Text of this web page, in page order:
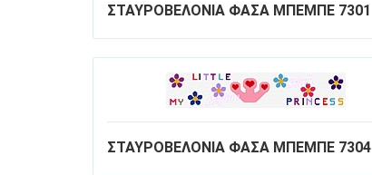
ΣΤΑΥΡΟΒΕΛΟΝΙΑ ΦΑΣΑ ΜΠΕΜΠΕ 7301
ΣΤΑΥΡΟΒΕΛΟΝΙΑ ΦΑΣΑ ΜΠΕΜΠΕ 7304